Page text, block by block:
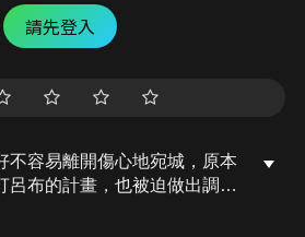
請先登入
不容易離開傷心地宛城，原本
呂布的計畫，也被迫做出調